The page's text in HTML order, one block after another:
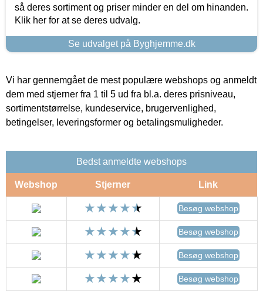
så deres sortiment og priser minder en del om hinanden.
Klik her for at se deres udvalg.
Se udvalget på Byghjemme.dk
Vi har gennemgået de mest populære webshops og anmeldt
dem med stjerner fra 1 til 5 ud fra bl.a. deres prisniveau,
sortimentstørrelse, kundeservice, brugervenlighed,
betingelser, leveringsformer og betalingsmuligheder.
Bedst anmeldte webshops
Webshop Stjerner Link
Besøg webshop
Besøg webshop
Besøg webshop
Besøg webshop